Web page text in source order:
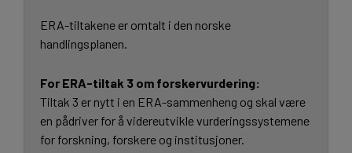
ERA-tiltakene er omtalt i den norske
handlingsplanen.
For ERA-tiltak 3 om forskervurdering:
Tiltak 3 er nytt i en ERA-sammenheng og skal være
en pådriver for å videreutvikle vurderingssystemene
for forskning, forskere og institusjoner.